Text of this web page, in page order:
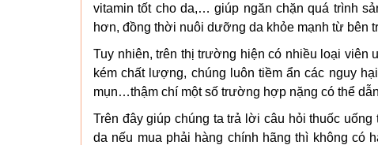
vitamin tốt cho da,… giúp ngăn chặn quá trình
hơn, đồng thời nuôi dưỡng da khỏe mạnh từ bên
Tuy nhiên, trên thị trường hiện có nhiều loại viên
kém chất lượng, chúng luôn tiềm ẩn các nguy
mụn…thậm chí một số trường hợp nặng có thể
Trên đây giúp chúng ta trả lời câu hỏi thuốc
da nếu mua phải hàng chính hãng thì không có